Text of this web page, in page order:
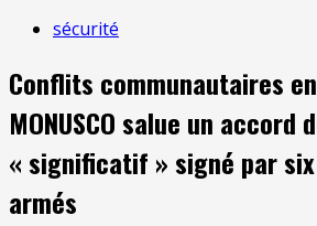
sécurité
Conflits communautaires
MONUSCO salue un accord
« significatif » signé par
armés